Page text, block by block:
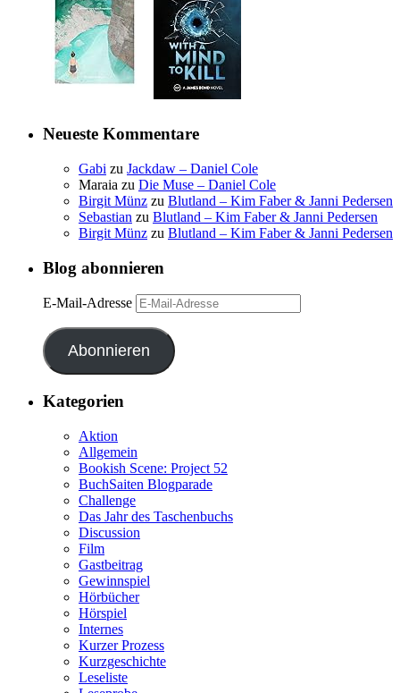
Neueste Kommentare
Gabi zu Jackdaw – Daniel Cole
Maraia zu Die Muse – Daniel Cole
Birgit Münz zu Blutland – Kim Faber & Janni Pedersen
Sebastian zu Blutland – Kim Faber & Janni Pedersen
Birgit Münz zu Blutland – Kim Faber & Janni Pedersen
Blog abonnieren
E-Mail-Adresse
Abonnieren
Kategorien
Aktion
Allgemein
Bookish Scene: Project 52
BuchSaiten Blogparade
Challenge
Das Jahr des Taschenbuchs
Discussion
Film
Gastbeitrag
Gewinnspiel
Hörbücher
Hörspiel
Internes
Kurzer Prozess
Kurzgeschichte
Leseliste